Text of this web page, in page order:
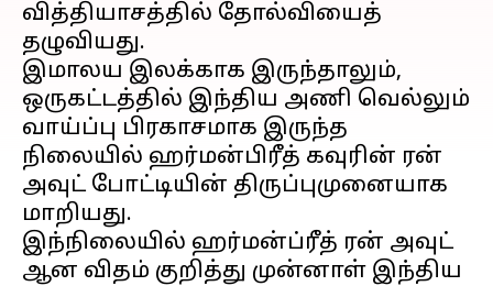
வித்தியாசத்தில் தோல்வியைத்
தழுவியது.
இமாலய இலக்காக இருந்தாலும்,
ஒருகட்டத்தில் இந்திய அணி வெல்லும்
வாய்ப்பு பிரகாசமாக இருந்த
நிலையில் ஹர்மன்பிரீத் கவுரின் ரன்
அவுட் போட்டியின் திருப்புமுனையாக
மாறியது.
இந்நிலையில் ஹர்மன்ப்ரீத் ரன் அவுட்
ஆன விதம் குறித்து முன்னாள் இந்திய